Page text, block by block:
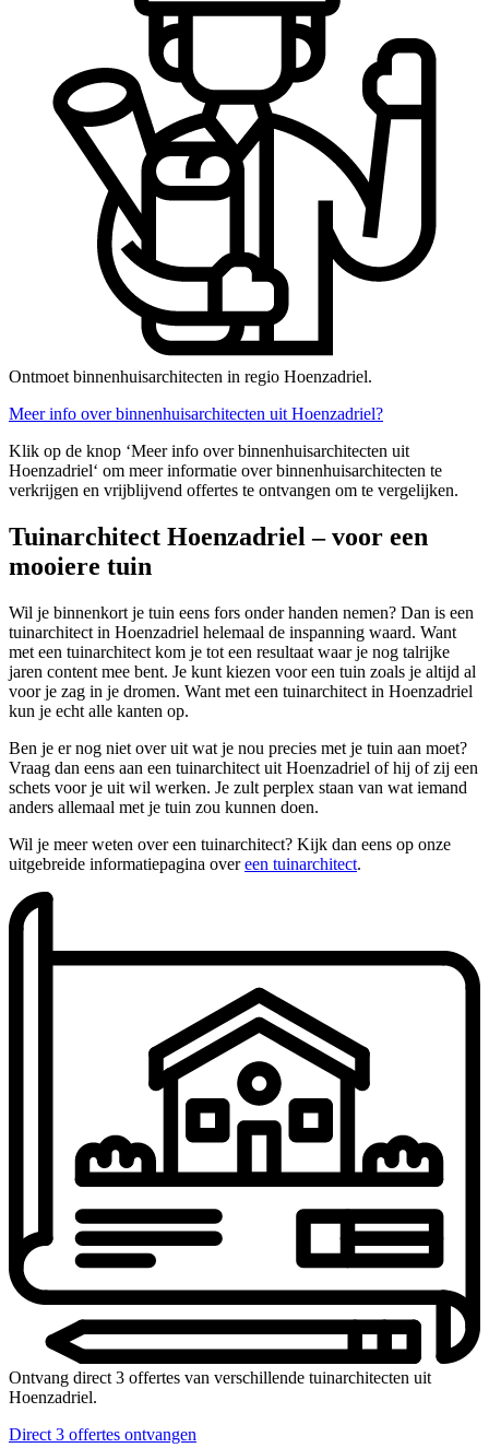
Ontmoet binnenhuisarchitecten in regio Hoenzadriel.
Meer info over binnenhuisarchitecten uit Hoenzadriel?
Klik op de knop ‘Meer info over binnenhuisarchitecten uit
Hoenzadriel‘ om meer informatie over binnenhuisarchitecten te
verkrijgen en vrijblijvend offertes te ontvangen om te vergelijken.
Tuinarchitect Hoenzadriel – voor een
mooiere tuin
Wil je binnenkort je tuin eens fors onder handen nemen? Dan is een
tuinarchitect in Hoenzadriel helemaal de inspanning waard. Want
met een tuinarchitect kom je tot een resultaat waar je nog talrijke
jaren content mee bent. Je kunt kiezen voor een tuin zoals je altijd al
voor je zag in je dromen. Want met een tuinarchitect in Hoenzadriel
kun je echt alle kanten op.
Ben je er nog niet over uit wat je nou precies met je tuin aan moet?
Vraag dan eens aan een tuinarchitect uit Hoenzadriel of hij of zij een
schets voor je uit wil werken. Je zult perplex staan van wat iemand
anders allemaal met je tuin zou kunnen doen.
Wil je meer weten over een tuinarchitect? Kijk dan eens op onze
uitgebreide informatiepagina overeen tuinarchitect.
Ontvang direct 3 offertes van verschillende tuinarchitecten uit
Hoenzadriel.
Direct 3 offertes ontvangen